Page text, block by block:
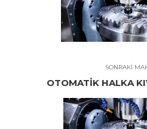
SONRAKI
OTOMATİK HALKA